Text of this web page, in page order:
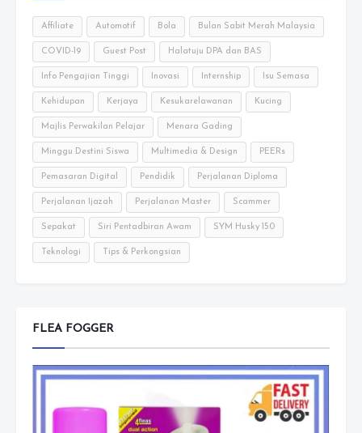
Affiliate Automotif Bola Bulan Sabit Merah Malaysia
COVID-19 Guest Post Halatuju DPA dan BAS
Info Pengajian Tinggi Inovasi Internship Isu Semasa
Kehidupan Kerjaya Kesukarelawanan Kucing
Majlis Perwakilan Pelajar Menara Gading
Minggu Destini Siswa Multimedia & Design PEERs
Pemasaran Digital Pendidik Perjalanan Diploma
Perjalanan Ijazah Perjalanan Master Scammer
Sepakat Siri Pentadbiran Awam SYM Husky 150
Teknologi Tips & Perkongsian
FLEA FOGGER